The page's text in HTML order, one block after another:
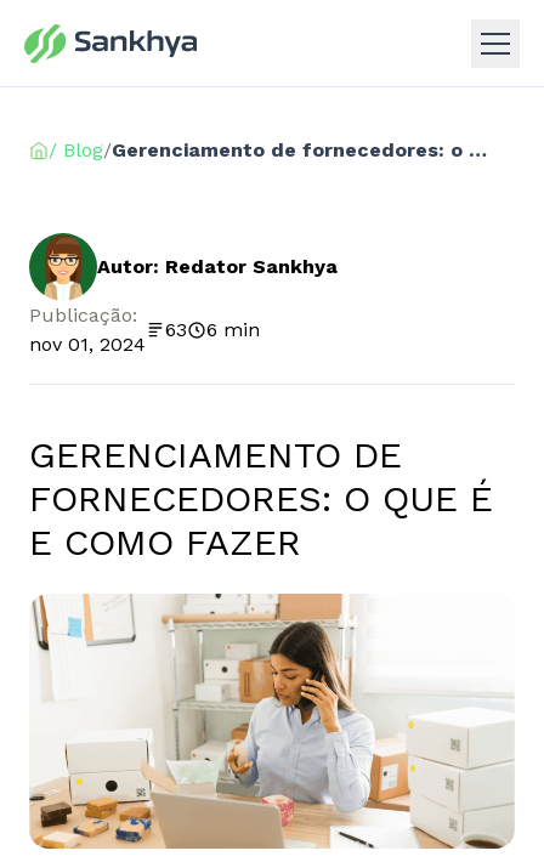
/ Blog/ Gerenciamento de fornecedores: o que é e como fazer
Autor: Redator Sankhya
Publicação:
nov 01, 2024
63 6 min
GERENCIAMENTO DE
FORNECEDORES: O QUE É
E COMO FAZER